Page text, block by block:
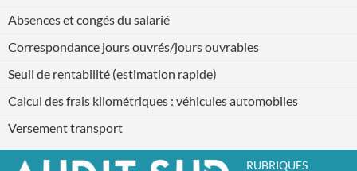
Absences et congés du salarié
Correspondance jours ouvrés/jours ouvrables
Seuil de rentabilité (estimation rapide)
Calcul des frais kilométriques : véhicules automobiles
Versement transport
RUBRIQUES